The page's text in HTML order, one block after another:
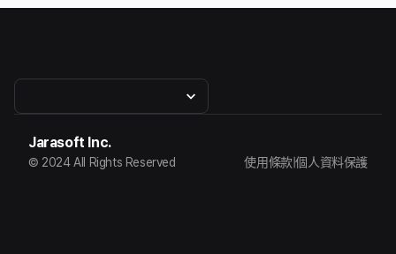
Jarasoft Inc.
© 2024 All Rights Reserved 使用條款|個人資料保護